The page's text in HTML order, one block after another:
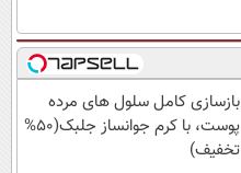
بازسازی کامل سلول های مرده
پوست، با کرم جوانساز جلبک(50%
تخفیف)